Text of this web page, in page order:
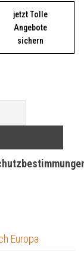
jetzt Tolle
Angebote
sichern
Europa